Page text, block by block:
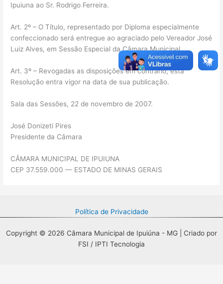
Ipuiuna ao Sr. Rodrigo Ferreira.
Art. 2º – O Título, representado por Diploma especialmente
confeccionado será entregue ao agraciado pelo Vereador José
Luiz Alves, em Sessão Especial da Câmara Municipal.
Art. 3º – Revogadas as disposições em contrário, esta
Resolução entra vigor na data de sua publicação.
Sala das Sessões, 22 de novembro de 2007.
José Donizeti Pires
Presidente da Câmara
CÂMARA MUNICIPAL DE IPUIUNA
CEP 37.559.000 — ESTADO DE MINAS GERAIS
Política de Privacidade
Copyright © 2026 Câmara Municipal de Ipuiúna - MG | Criado por
FSI / IPTI Tecnologia